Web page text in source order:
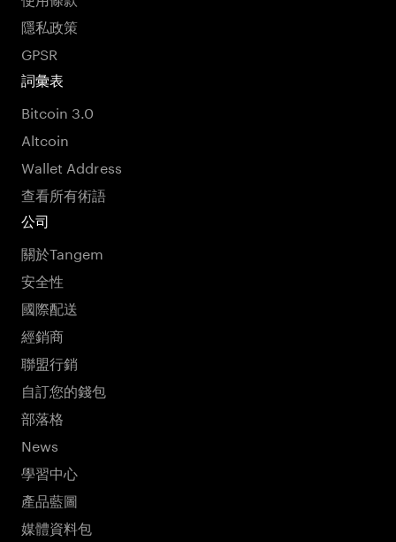
隱私政策
GPSR
詞彙表
Bitcoin 3.0
Altcoin
Wallet Address
查看所有術語
公司
關於Tangem
安全性
國際配送
經銷商
聯盟行銷
自訂您的錢包
部落格
News
學習中心
產品藍圖
媒體資料包